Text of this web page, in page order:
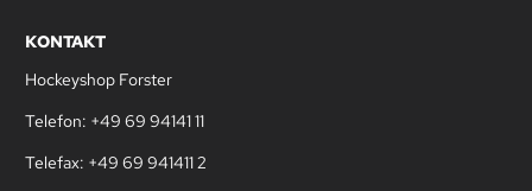
KONTAKT
Hockeyshop Forster
Telefon: +49 69 94141 11
Telefax: +49 69 941411 2